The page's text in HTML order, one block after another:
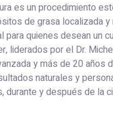
es un procedimiento
de grasa localizada
para quienes desean un
liderados por el Dr.
y más de 20 años
naturales y
durante y después de la